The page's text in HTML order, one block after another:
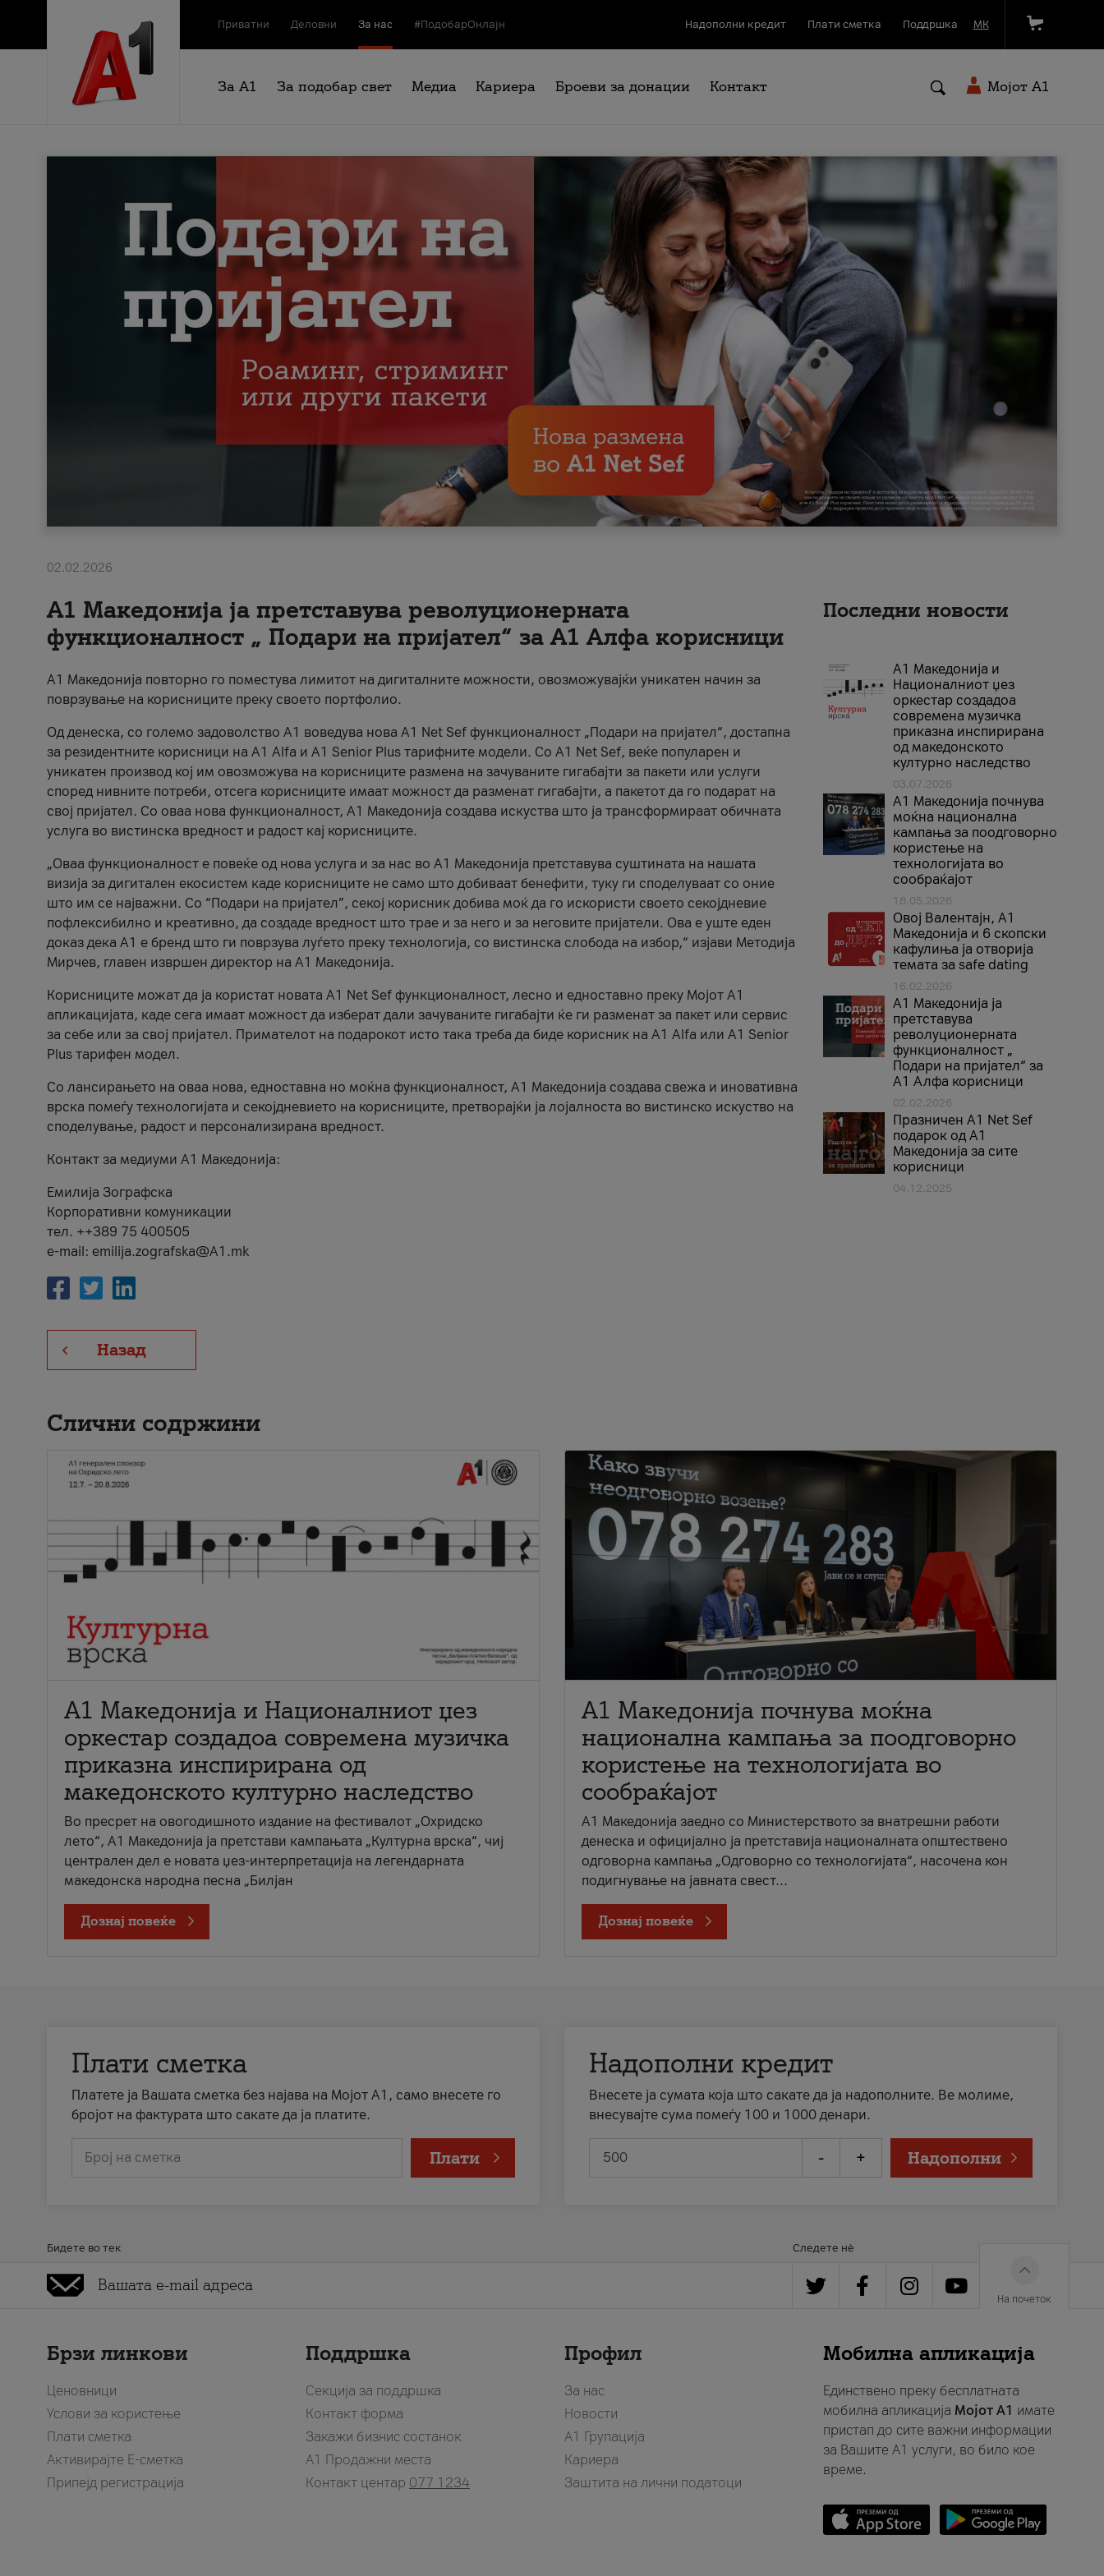
Приватни Деловни За нас #ПодобарОнлајн Надополни кредит Плати сметка Поддршка МК
За А1 За подобар свет Медиа Кариера Броеви за донации Контакт Мојот A1
02.02.2026
А1 Македонија ја претставува револуционерната
функционалност „ Подари на пријател“ за А1 Алфа корисници
А1 Македонија повторно го поместува лимитот на дигиталните можности, овозможувајќи уникатен начин за
поврзување на корисниците преку своето портфолио.
Од денеска, со големо задоволство А1 воведува нова A1 Net Sef функционалност „Подари на пријател“, достапна
за резидентните корисници на А1 Alfa и A1 Senior Plus тарифните модели. Со A1 Net Sef, веќе популарен и
уникатен производ кој им овозможува на корисниците размена на зачуваните гигабајти за пакети или услуги
според нивните потреби, отсега корисниците имаат можност да разменат гигабајти, а пакетот да го подарат на
свој пријател. Со оваа нова функционалност, А1 Македонија создава искуства што ја трансформираат обичната
услуга во вистинска вредност и радост кај корисниците.
„Оваа функционалност е повеќе од нова услуга и за нас во А1 Македонија претставува суштината на нашата
визија за дигитален екосистем каде корисниците не само што добиваат бенефити, туку ги споделуваат со оние
што им се најважни. Со “Подари на пријател”, секој корисник добива моќ да го искористи своето секојдневие
пофлексибилно и креативно, да создаде вредност што трае и за него и за неговите пријатели. Ова е уште еден
доказ дека А1 е бренд што ги поврзува луѓето преку технологија, со вистинска слобода на избор,“ изјави Методија
Мирчев, главен извршен директор на А1 Македонија.
Корисниците можат да ја користат новата А1 Net Sef функционалност, лесно и едноставно преку Мојот А1
апликацијата, каде сега имаат можност да изберат дали зачуваните гигабајти ќе ги разменат за пакет или сервис
за себе или за свој пријател. Примателот на подарокот исто така треба да биде корисник на А1 Alfa или A1 Senior
Plus тарифен модел.
Со лансирањето на оваа нова, едноставна но моќна функционалност, А1 Македонија создава свежа и иновативна
врска помеѓу технологијата и секојдневието на корисниците, претворајќи ја лојалноста во вистинско искуство на
споделување, радост и персонализирана вредност.
Контакт за медиуми А1 Македонија:
Емилија Зографска
Корпоративни комуникации
тел. ++389 75 400505
e-mail: emilija.zografska@A1.mk
Назад
Последни новости
А1 Македонија и
Националниот џез
оркестар создадоа
современа музичка
приказна инспирирана
од македонското
културно наследство
03.07.2026
A1 Македонија почнува
моќна национална
кампања за поодговорно
користење на
технологијата во
сообраќајот
18.05.2026
Овој Валентајн, A1
Македонија и 6 скопски
кафулиња ја отворија
темата за safe dating
16.02.2026
А1 Македонија ја
претставува
револуционерната
функционалност „
Подари на пријател“ за
А1 Алфа корисници
02.02.2026
Празничен A1 Net Sеf
подарок од А1
Македонија за сите
корисници
04.12.2025
Слични содржини
А1 Македонија и Националниот џез
оркестар создадоа современа музичка
приказна инспирирана од
македонското културно наследство
Во пресрет на овогодишното издание на фестивалот „Охридско
лето“, А1 Македонија ја претстави кампањата „Културна врска“, чиј
централен дел е новата џез-интерпретација на легендарната
македонска народна песна „Билјан
Дознај повеќе
A1 Македонија почнува моќна
национална кампања за поодговорно
користење на технологијата во
сообраќајот
A1 Македонија заедно со Министерството за внатрешни работи
денеска и официјално ја претставија националната општествено
одговорна кампања „Одговорно со технологијата“, насочена кон
подигнување на јавната свест...
Дознај повеќе
Плати сметка
Платете ја Вашата сметка без најава на Мојот А1, само внесете го
бројот на фактурата што сакате да ја платите.
Број на сметка Плати
Надополни кредит
Внесете ја сумата која што сакате да ја надополните. Ве молиме,
внесувајте сума помеѓу 100 и 1000 денари.
- + Надополни
Бидете во тек Следете нè
На почеток
Брзи линкови
Ценовници
Услови за користење
Плати сметка
Активирајте Е-сметка
Припејд регистрација
Поддршка
Секција за поддршка
Контакт форма
Закажи бизнис состанок
A1 Продажни места
Контакт центар 077 1234
Профил
За нас
Новости
А1 Групација
Кариера
Заштита на лични податоци
Мобилна апликација
Единствено преку бесплатната
мобилна апликација Мојот A1 имате
пристап до сите важни информации
за Вашите A1 услуги, во било кое
време.